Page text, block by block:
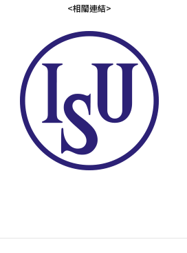
<相關連結>